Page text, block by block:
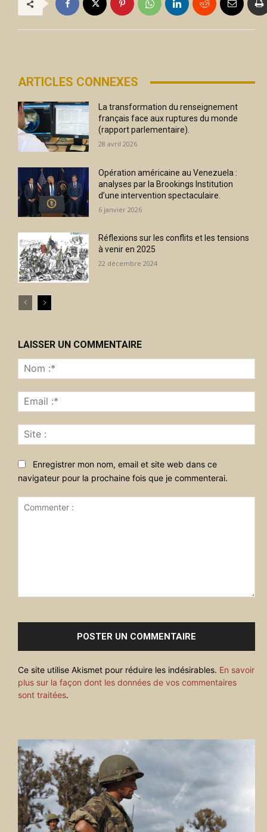
ARTICLES CONNEXES
La transformation du renseignement
français face aux ruptures du monde
(rapport parlementaire).
28 avril 2026
Opération américaine au Venezuela :
analyses par la Brookings Institution
d’une intervention spectaculaire.
6 janvier 2026
Réflexions sur les conflits et les tensions
à venir en 2025
22 décembre 2024
LAISSER UN COMMENTAIRE
:*
:*
:
Enregistrer mon nom, email et site web dans ce
navigateur pour la prochaine fois que je commenterai.
Ce site utilise Akismet pour réduire les indésirables. En savoir
plus sur la façon dont les données de vos commentaires
sont traitées.